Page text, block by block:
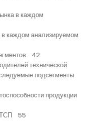
в каждом
каждом анализируемом
42
технической
подсегменты
продукции
55